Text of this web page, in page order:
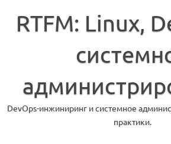
содержимому
RTFM: Linux,
DevOps-инжиниринг и системное
практики.